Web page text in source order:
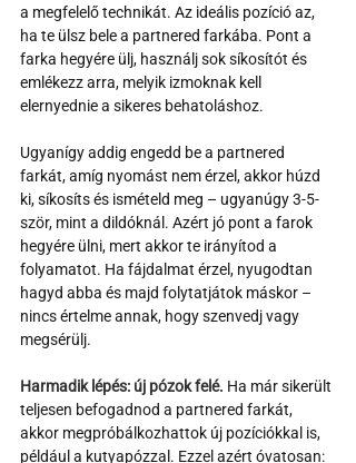
a megfelelő technikát. Az ideális pozíció az,
ha te ülsz bele a partnered farkába. Pont a
farka hegyére ülj, használj sok síkosítót és
emlékezz arra, melyik izmoknak kell
elernyednie a sikeres behatoláshoz.
Ugyanígy addig engedd be a partnered
farkát, amíg nyomást nem érzel, akkor húzd
ki, síkosíts és ismételd meg – ugyanúgy 3-5-
ször, mint a dildóknál. Azért jó pont a farok
hegyére ülni, mert akkor te irányítod a
folyamatot. Ha fájdalmat érzel, nyugodtan
hagyd abba és majd folytatjátok máskor –
nincs értelme annak, hogy szenvedj vagy
megsérülj.
Harmadik lépés: új pózok felé. Ha már sikerült
teljesen befogadnod a partnered farkát,
akkor megpróbálkozhattok új pozíciókkal is,
például a kutyapózzal. Ezzel azért óvatosan: